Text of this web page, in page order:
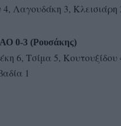
4, Λαγουδάκη 3, Κλεισιάρη
0-3 (Ρουσάκης)
6, Τσίμα 5, Κουτουξίδου
1